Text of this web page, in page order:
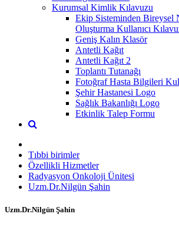
Kurumsal Kimlik Kılavuzu
Ekip Sisteminden Bireysel
Oluşturma Kullanıcı
Geniş Kalın Klasör
Antetli Kağıt
Antetli Kağıt 2
Toplantı Tutanağı
Fotoğraf Hasta Bilgileri
Şehir Hastanesi Logo
Sağlık Bakanlığı Logo
Etkinlik Talep Formu
Tıbbi birimler
Özellikli Hizmetler
Radyasyon Onkoloji Ünitesi
Uzm.Dr.Nilgün Şahin
Uzm.Dr.Nilgün Şahin